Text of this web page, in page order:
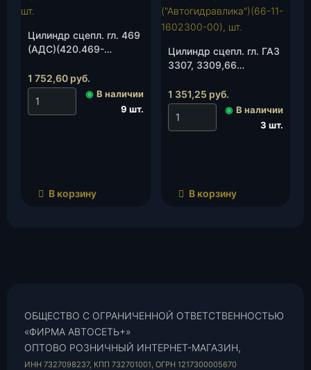
Цилиндр сцепл. гл. 469
(АДС)(420.469-
1 752,60 руб.
◉ В наличии
9 шт.
В корзину
Цилиндр сцепл. гл. ГАЗ
3307, 3309,66
(66-11-1602300-00),
шт.
1 351,25 руб.
◉ В наличии
3 шт.
В корзину
ОБЩЕСТВО С ОГРАНИЧЕННОЙ ОТВЕТСТВЕННОСТЬЮ
«ФИРМА АВТОСЕТЬ+»
ОПТОВО РОЗНИЧНЫЙ ИНТЕРНЕТ-МАГАЗИН,
ИНН 7327098237, КПП 732701001, ОГРН 1217300005670